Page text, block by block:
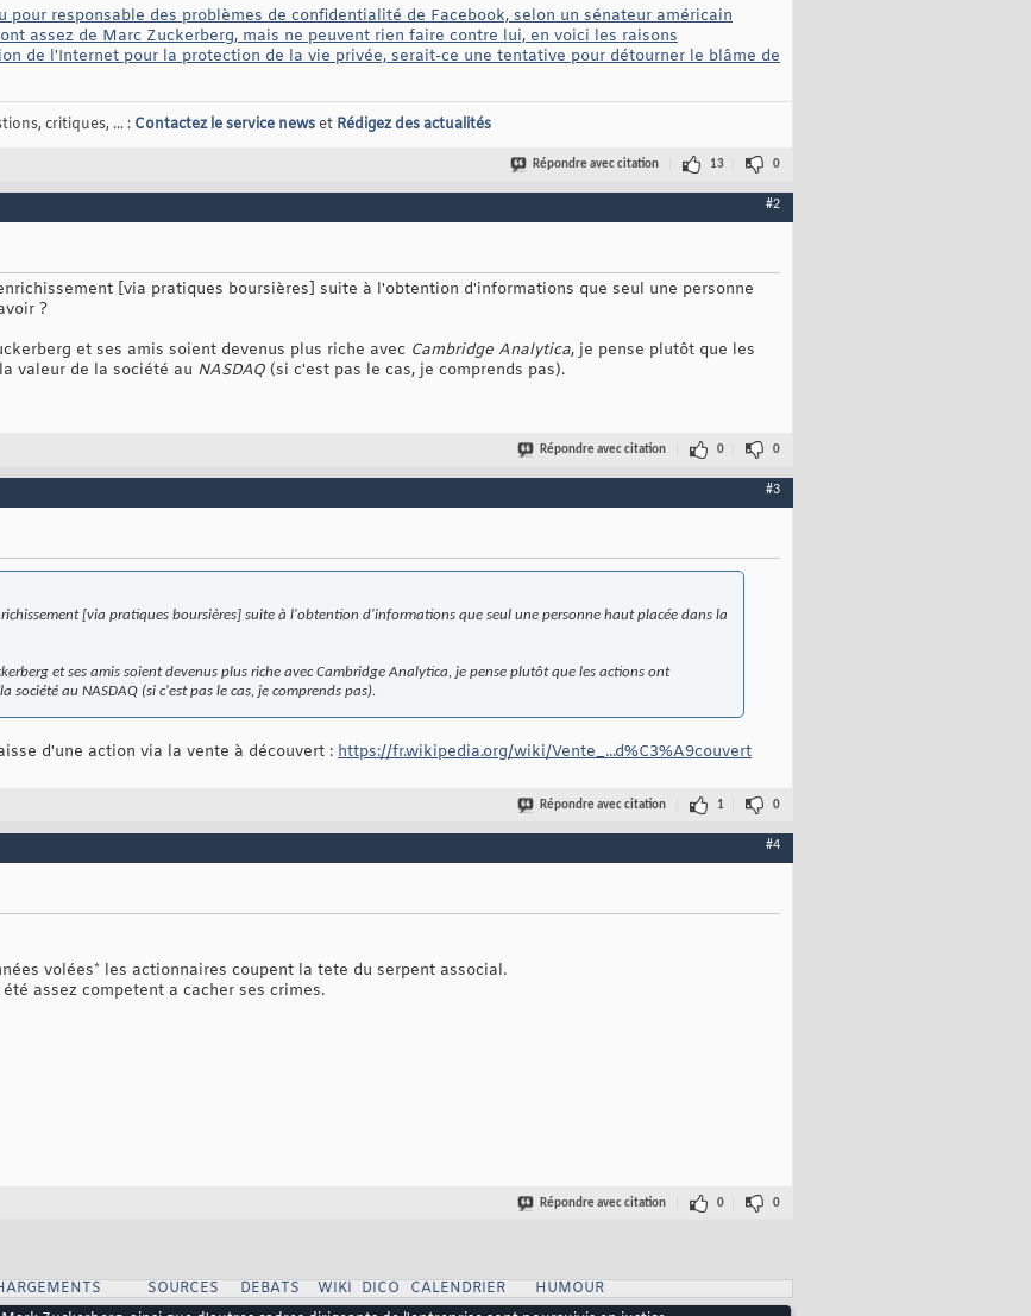
responsable des problèmes de confidentialité de Facebook, selon un sénateur américain
assez de Marc Zuckerberg, mais ne peuvent rien faire contre lui, en voici les raisons
de l'Internet pour la protection de la vie privée, serait-ce une tentative pour détourner le blâme de
critiques, ... : Contactez le service newset Rédigez des actualités
Répondre avec citation 13 0
#2
[via pratiques boursières] suite à l'obtention d'informations que seul une personne
?
et ses amis soient devenus plus riche avec Cambridge Analytica, je pense plutôt que les
valeur de la société au NASDAQ (si c'est pas le cas, je comprends pas).
Répondre avec citation 0 0
#3
[via pratiques boursières] suite à l'obtention d'informations que seul une personne haut placée dans la
et ses amis soient devenus plus riche avecCambridge Analytica, je pense plutôt que les actions ont
société au NASDAQ (si c'est pas le cas, je comprends pas).
d'une action via la vente à découvert : https://fr.wikipedia.org/wiki/Vente_...d%C3%A9couvert
Répondre avec citation 1 0
#4
volées* les actionnaires coupent la tete du serpent associal.
assez competent a cacher ses crimes.
Répondre avec citation 0 0
SOURCES DEBATS WIKI DICO CALENDRIER
HUMOUR